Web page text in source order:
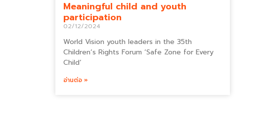
Meaningful child and youth
participation
02/12/2024
World Vision youth leaders in the 35th
Children’s Rights Forum ‘Safe Zone for Every
Child’
อ่านต่อ »